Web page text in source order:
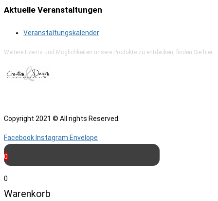
Aktuelle Veranstaltungen
Veranstaltungskalender
Weitere Events und Möglichkeiten unsere Produkte zu entdecken, finden Sie hier:
Copyright 2021 © All rights Reserved.
Facebook Instagram Envelope
0
0
Warenkorb